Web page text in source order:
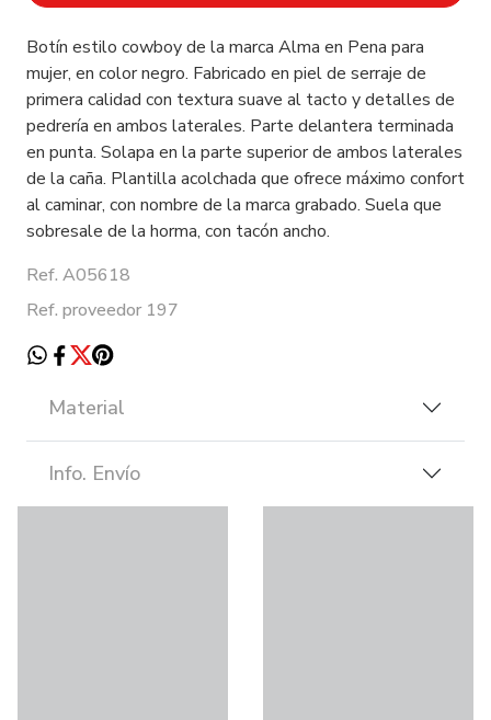
Botín estilo cowboy de la marca Alma en Pena para
mujer, en color negro. Fabricado en piel de serraje de
primera calidad con textura suave al tacto y detalles de
pedrería en ambos laterales. Parte delantera terminada
en punta. Solapa en la parte superior de ambos laterales
de la caña. Plantilla acolchada que ofrece máximo confort
al caminar, con nombre de la marca grabado. Suela que
sobresale de la horma, con tacón ancho.
Ref. A05618
Ref. proveedor 197
Material
Info. Envío